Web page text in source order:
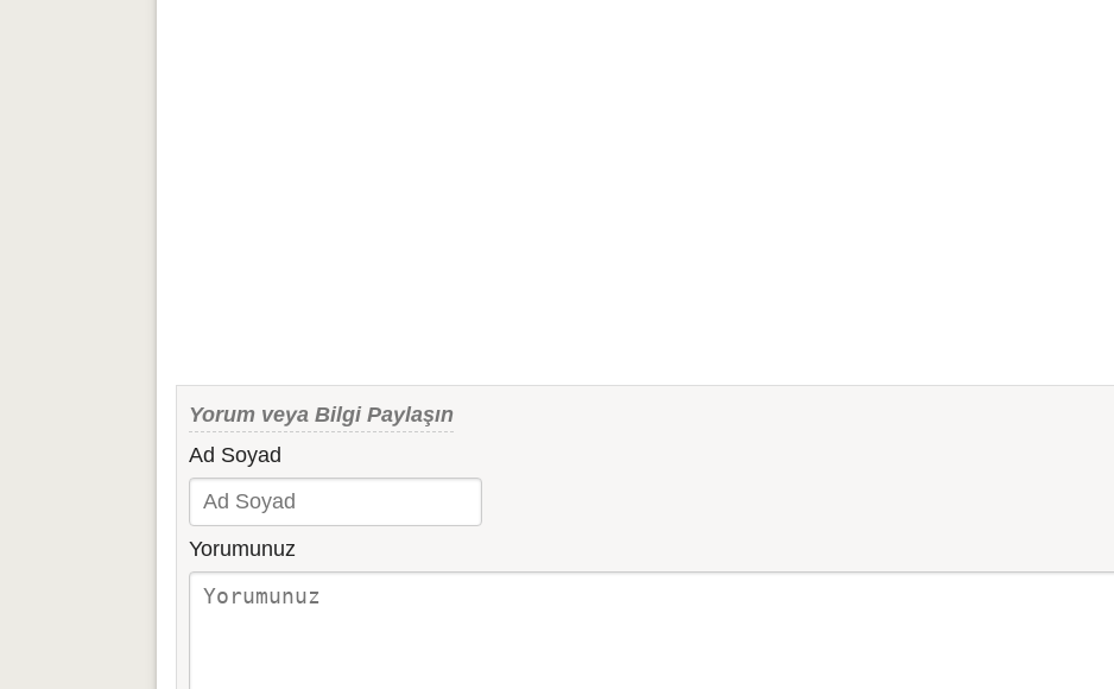
Yorum veya Bilgi Paylaşın
Ad Soyad
Yorumunuz